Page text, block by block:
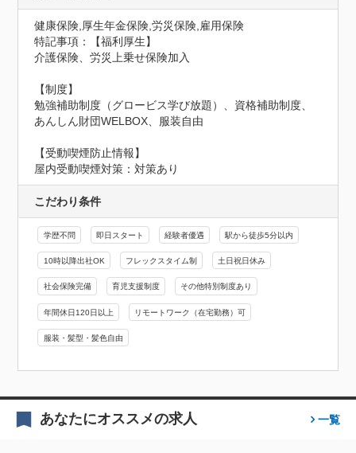
健康保険,厚生年金保険,労災保険,雇用保険
特記事項：【福利厚生】
介護保険、労災上乗せ保険加入
【制度】
勉強補助制度（グロービス学び放題）、資格補助制度、
あんしん財団WELBOX、服装自由
【受動喫煙防止情報】
屋内受動喫煙対策：対策あり
こだわり条件
学歴不問 即日スタート 経験者優遇 駅から徒歩5分以内
10時以降出社OK フレックスタイム制 土日祝日休み
社会保険完備 育児支援制度 その他特別制度あり
年間休日120日以上 リモートワーク（在宅勤務）可
服装・髪型・髪色自由
あなたにオススメの求人 一覧